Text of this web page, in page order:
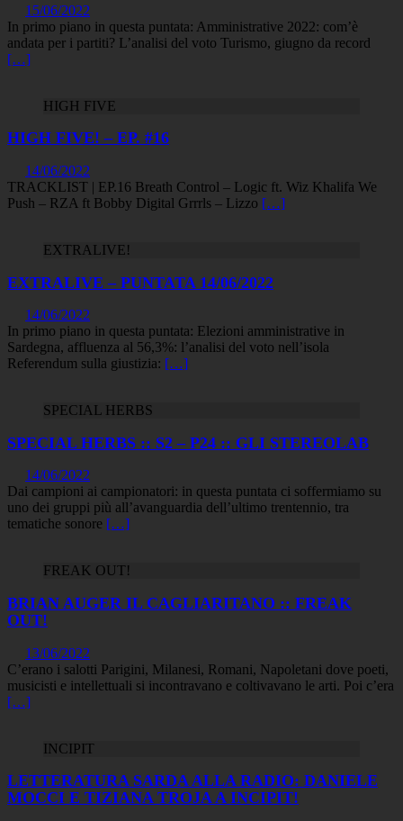
15/06/2022
In primo piano in questa puntata: Amministrative 2022: com’è
andata per i partiti? L’analisi del voto Turismo, giugno da record
[…]
HIGH FIVE
HIGH FIVE! – EP. #16
14/06/2022
TRACKLIST | EP.16 Breath Control – Logic ft. Wiz Khalifa We
Push – RZA ft Bobby Digital Grrrls – Lizzo […]
EXTRALIVE!
EXTRALIVE – PUNTATA 14/06/2022
14/06/2022
In primo piano in questa puntata: Elezioni amministrative in
Sardegna, affluenza al 56,3%: l’analisi del voto nell’isola
Referendum sulla giustizia: […]
SPECIAL HERBS
SPECIAL HERBS :: S2 – P24 :: GLI STEREOLAB
14/06/2022
Dai campioni ai campionatori: in questa puntata ci soffermiamo su
uno dei gruppi più all’avanguardia dell’ultimo trentennio, tra
tematiche sonore […]
FREAK OUT!
BRIAN AUGER IL CAGLIARITANO :: FREAK
OUT!
13/06/2022
C’erano i salotti Parigini, Milanesi, Romani, Napoletani dove poeti,
musicisti e intellettuali si incontravano e coltivavano le arti. Poi c’era
[…]
INCIPIT
LETTERATURA SARDA ALLA RADIO: DANIELE
MOCCI E TIZIANA TROJA A INCIPIT!